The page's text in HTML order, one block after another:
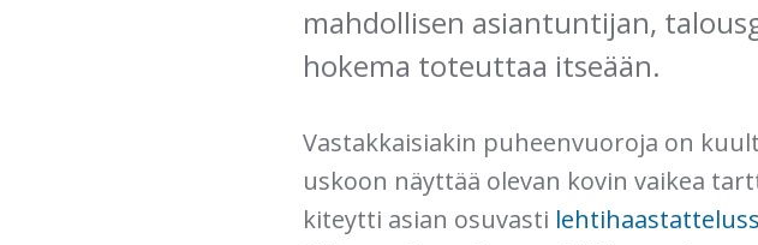
mahdollisen asiantuntijan,
hokema toteuttaa itseään.
Vastakkaisiakin puheenvuoroja on
uskoon näyttää olevan kovin vaikea
kiteytti asian osuvasti